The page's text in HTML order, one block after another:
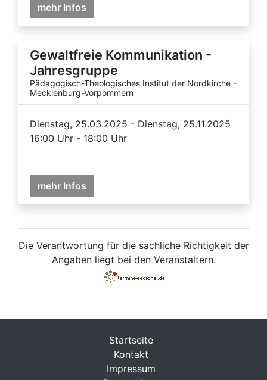
mehr Infos
Gewaltfreie Kommunikation -
Jahresgruppe
Pädagogisch-Theologisches Institut der Nordkirche -
Mecklenburg-Vorpommern
Dienstag, 25.03.2025 - Dienstag, 25.11.2025
16:00 Uhr - 18:00 Uhr
mehr Infos
Die Verantwortung für die sachliche Richtigkeit der
Angaben liegt bei den Veranstaltern.
Startseite
Kontakt
Impressum